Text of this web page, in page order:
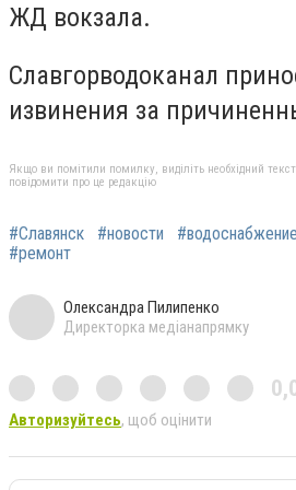
ЖД вокзала.
Славгорводоканал
извинения за
Якщо ви помітили помилку, виділіть необхідний
повідомити про це редакцію
#Славянск #новости #водоснабжение
#ремонт
Олександра Пилипенко
Директорка медіанапрямку
Авторизуйтесь, щоб оцінити